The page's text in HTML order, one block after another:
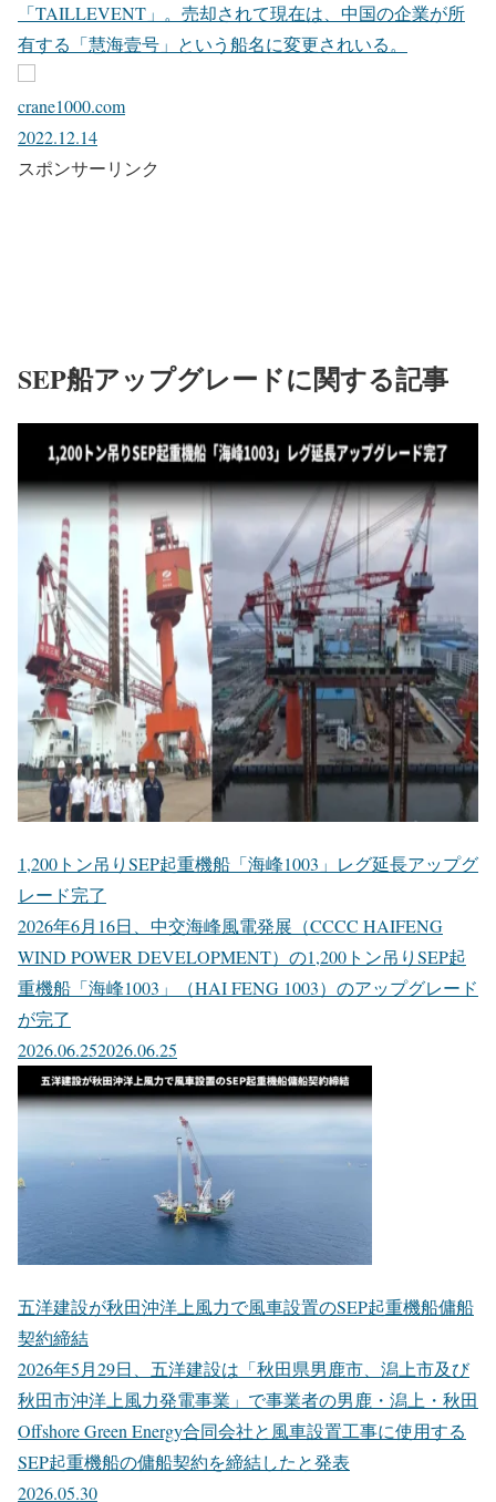
「TAILLEVENT」。売却されて現在は、中国の企業が所
有する「慧海壹号」という船名に変更されいる。
crane1000.com
2022.12.14
スポンサーリンク
SEP船アップグレードに関する記事
1,200トン吊りSEP起重機船「海峰1003」レグ延長アップグ
レード完了
2026年6月16日、中交海峰風電発展（CCCC HAIFENG
WIND POWER DEVELOPMENT）の1,200トン吊りSEP起
重機船「海峰1003」（HAI FENG 1003）のアップグレード
が完了
2026.06.252026.06.25
五洋建設が秋田沖洋上風力で風車設置のSEP起重機船傭船
契約締結
2026年5月29日、五洋建設は「秋田県男鹿市、潟上市及び
秋田市沖洋上風力発電事業」で事業者の男鹿・潟上・秋田
Offshore Green Energy合同会社と風車設置工事に使用する
SEP起重機船の傭船契約を締結したと発表
2026.05.30